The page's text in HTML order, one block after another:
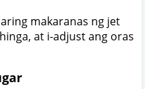
makaranas ng jet
at i-adjust ang oras